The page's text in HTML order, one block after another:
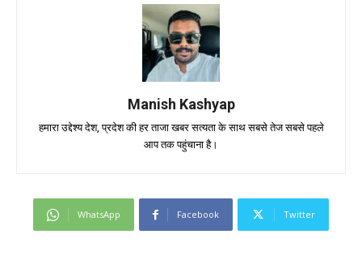
Manish Kashyap
हमारा उद्देश्य देश, प्रदेश की हर ताजा खबर सत्यता के साथ सबसे तेज सबसे पहले
आप तक पहुंचाना है।
WhatsApp Facebook Twitter